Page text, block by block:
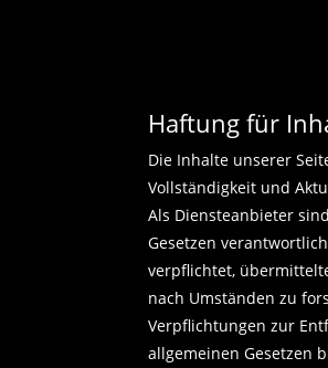
Haftung für
Die Inhalte unserer
Vollständigkeit und
Als Diensteanbieter
Gesetzen
verpflichtet,
nach Umständen zu
Verpflichtungen zur
allgemeinen Gesetzen